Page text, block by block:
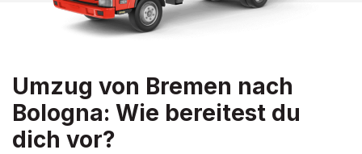
Umzug von Bremen nach
Bologna: Wie bereitest du
dich vor?